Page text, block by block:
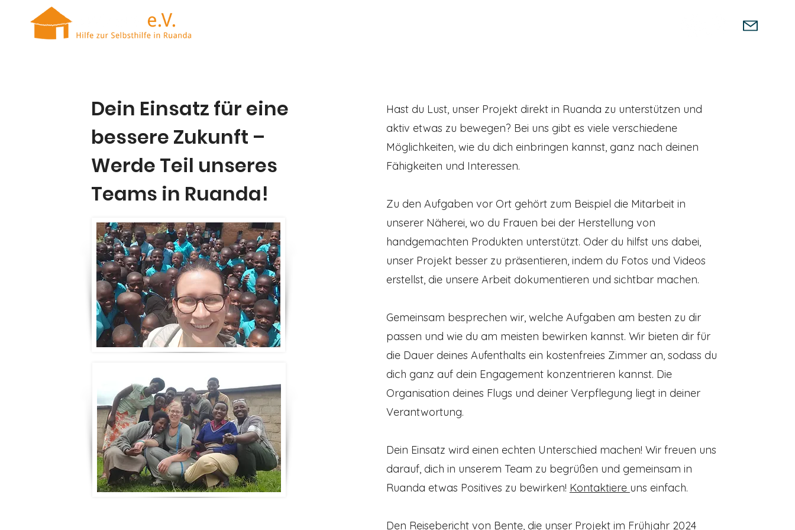
Dein Einsatz für eine
bessere Zukunft –
Werde Teil unseres
Teams in Ruanda!
Hast du Lust, unser Projekt direkt in Ruanda zu unterstützen und
aktiv etwas zu bewegen? Bei uns gibt es viele verschiedene
Möglichkeiten, wie du dich einbringen kannst, ganz nach deinen
Fähigkeiten und Interessen.
Zu den Aufgaben vor Ort gehört zum Beispiel die Mitarbeit in
unserer Näherei, wo du Frauen bei der Herstellung von
handgemachten Produkten unterstützt. Oder du hilfst uns dabei,
unser Projekt besser zu präsentieren, indem du Fotos und Videos
erstellst, die unsere Arbeit dokumentieren und sichtbar machen.
Gemeinsam besprechen wir, welche Aufgaben am besten zu dir
passen und wie du am meisten bewirken kannst. Wir bieten dir für
die Dauer deines Aufenthalts ein kostenfreies Zimmer an, sodass du
dich ganz auf dein Engagement konzentrieren kannst. Die
Organisation deines Flugs und deiner Verpflegung liegt in deiner
Verantwortung.
Dein Einsatz wird einen echten Unterschied machen! Wir freuen uns
darauf, dich in unserem Team zu begrüßen und gemeinsam in
Ruanda etwas Positives zu bewirken! Kontaktiere uns einfach.
Den Reisebericht von Bente, die unser Projekt im Frühjahr 2024